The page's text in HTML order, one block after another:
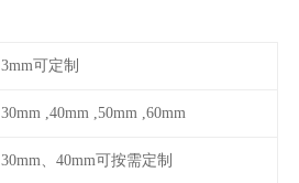
3mm可定制
30mm ,40mm ,50mm ,60mm
30mm、40mm可按需定制